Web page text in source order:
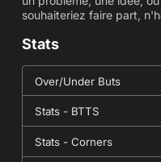
souhaiteriez faire part,
Stats
Over/Under Buts
Stats - BTTS
Stats - Corners